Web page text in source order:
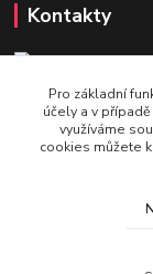
Kontakty
+420 604
v pracovní době po -
Pro základní
účely a v
využíváme
cookies můžete